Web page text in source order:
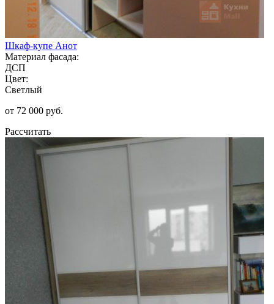
Шкаф-купе Анот
Материал фасада:
ДСП
Цвет:
Светлый
от 72 000 руб.
Рассчитать